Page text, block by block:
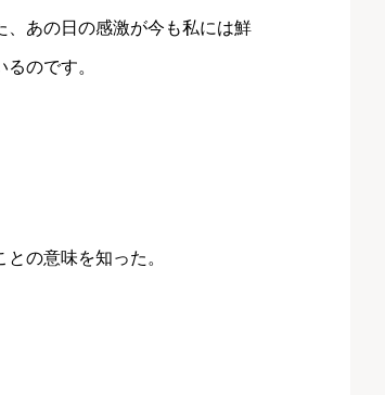
、あの日の感激が今も私には鮮
のです。
の意味を知った。